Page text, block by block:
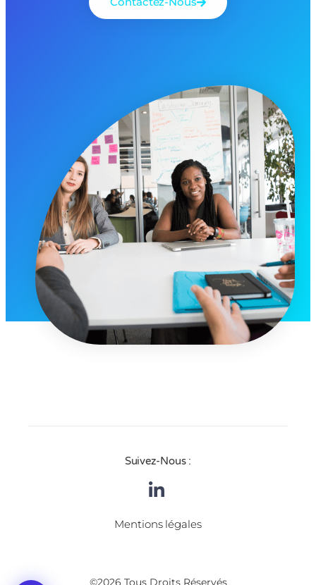
Suivez-Nous :
Mentions légales
©2026 Tous Droits Réservés